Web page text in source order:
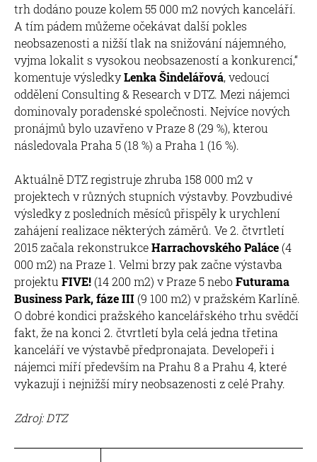
trh dodáno pouze kolem 55 000 m2 nových kanceláří.
A tím pádem můžeme očekávat další pokles
neobsazenosti a nižší tlak na snižování nájemného,
vyjma lokalit s vysokou neobsazeností a konkurencí,“
komentuje výsledkyLenka Šindelářová, vedoucí
oddělení Consulting & Research v DTZ. Mezi nájemci
dominovaly poradenské společnosti. Nejvíce nových
pronájmů bylo uzavřeno v Praze 8 (29 %), kterou
následovala Praha 5 (18 %) a Praha 1 (16 %).
Aktuálně DTZ registruje zhruba 158 000 m2 v
projektech v různých stupních výstavby. Povzbudivé
výsledky z posledních měsíců přispěly k urychlení
zahájení realizace některých záměrů. Ve 2. čtvrtletí
2015 začala rekonstrukceHarrachovského Paláce(4
000 m2) na Praze 1. Velmi brzy pak začne výstavba
projektu FIVE!(14 200 m2) v Praze 5 neboFuturama
Business Park, fáze III(9 100 m2) v pražském Karlíně.
O dobré kondici pražského kancelářského trhu svědčí
fakt, že na konci 2. čtvrtletí byla celá jedna třetina
kanceláří ve výstavbě předpronajata. Developeři i
nájemci míří především na Prahu 8 a Prahu 4, které
vykazují i nejnižší míry neobsazenosti z celé Prahy.
Zdroj: DTZ